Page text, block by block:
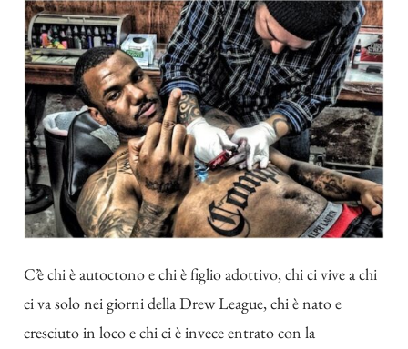
C’è chi è autoctono e chi è figlio adottivo, chi ci vive a chi
ci va solo nei giorni della Drew League, chi è nato e
cresciuto in loco e chi ci è invece entrato con la